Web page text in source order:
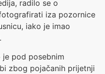
radilo se o
iza pozornice
iako je imao
je pod posebnim
zbog pojačanih prijetnji